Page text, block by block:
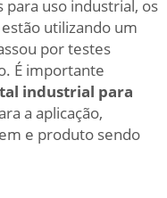
uso industrial, os
utilizando um
por testes
É importante
industrial para
a aplicação,
e produto sendo